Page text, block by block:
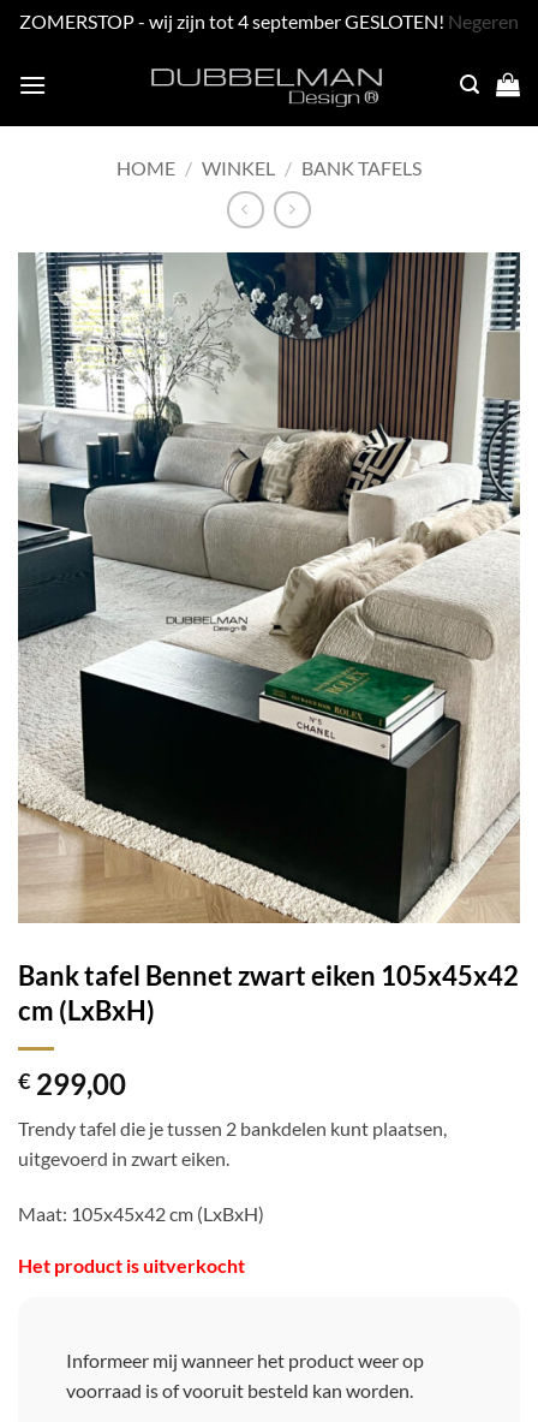
ZOMERSTOP - wij zijn tot 4 september GESLOTEN! Negeren
HOME / WINKEL / BANK TAFELS
Bank tafel Bennet zwart eiken 105x45x42
cm (LxBxH)
€ 299,00
Trendy tafel die je tussen 2 bankdelen kunt plaatsen,
uitgevoerd in zwart eiken.
Maat: 105x45x42 cm (LxBxH)
Het product is uitverkocht
Informeer mij wanneer het product weer op
voorraad is of vooruit besteld kan worden.